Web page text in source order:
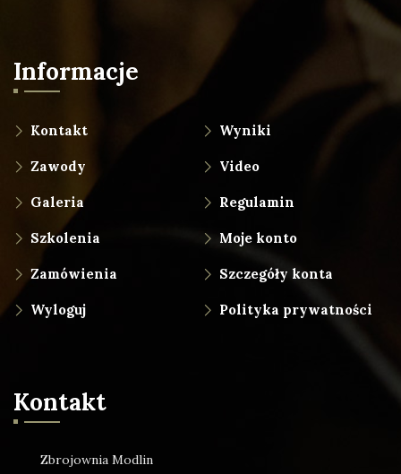
Informacje
Kontakt Wyniki
Zawody Video
Galeria Regulamin
Szkolenia Moje konto
Zamówienia Szczegóły konta
Wyloguj Polityka prywatności
Kontakt
Zbrojownia Modlin